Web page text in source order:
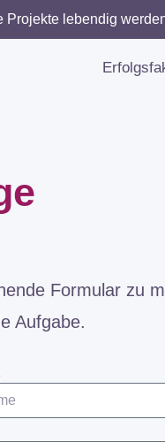
Projekte lebendig
Formular zu
Aufgabe.